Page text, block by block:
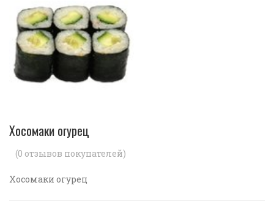
Хосомаки огурец
(0 отзывов покупателей)
Хосомаки огурец